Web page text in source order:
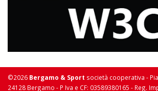
©2026 Bergamo & Sport società cooperativa -
24128 Bergamo - P Iva e CF: 03589380165 - Reg.